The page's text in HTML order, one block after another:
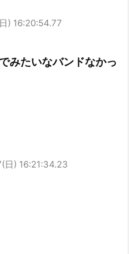
) 16:20:54.77
みたいなバンドなかっ
日) 16:21:34.23